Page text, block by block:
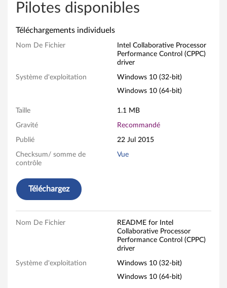
C
o
a
b
o
a
e
Pilotes disponibles
Téléchargements individuels
Nom De Fichier
Intel Collaborative Processor
Performance Control (CPPC)
driver
Système d'exploitation
Windows 10 (32-bit)
Windows 10 (64-bit)
Taille 1.1 MB
Gravité Recommandé
Publié 22 Jul 2015
Checksum/ somme de
contrôle
Vue
Téléchargez
Nom De Fichier
README for Intel
Collaborative Processor
Performance Control (CPPC)
driver
Système d'exploitation
Windows 10 (32-bit)
Windows 10 (64-bit)